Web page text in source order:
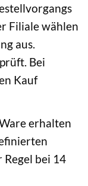
Filiale wählen
aus.
Bei
Kauf
erhalten
Regel bei 14